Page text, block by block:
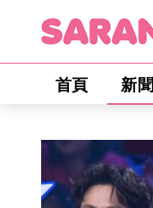
首頁 新聞